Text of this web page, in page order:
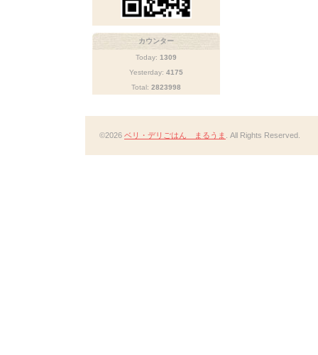
カウンター
Today: 1309
Yesterday: 4175
Total: 2823998
©2026 ベリ・デリごはん まるうま . All Rights Reserved.